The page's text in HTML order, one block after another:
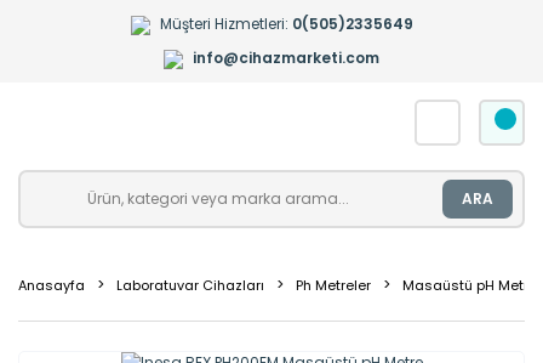
Müşteri Hizmetleri: 0(505)2335649
info@cihazmarketi.com
ARA
Anasayfa Laboratuvar Cihazları Ph Metreler Masaüstü pH